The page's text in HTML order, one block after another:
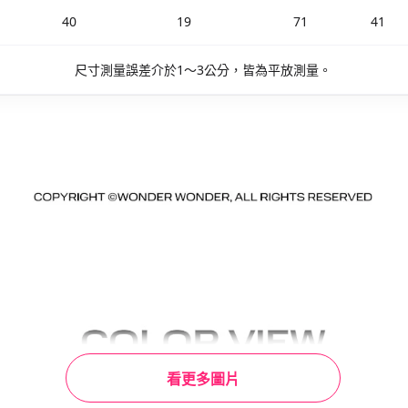
看更多圖片
40 19 71 41
尺寸測量誤差介於1～3公分，皆為平放測量。